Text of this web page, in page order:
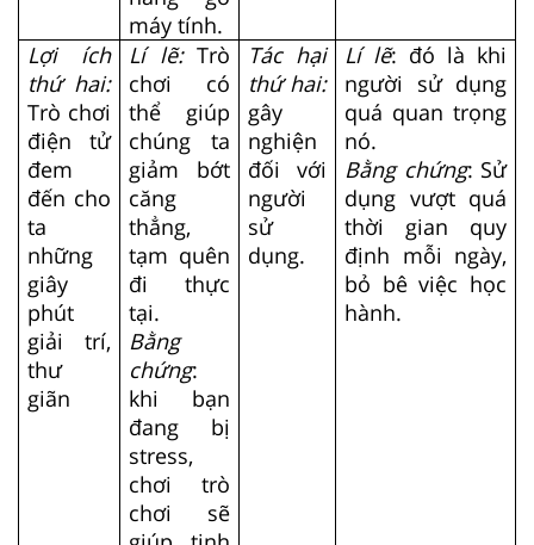
máy tính.
Lợi ích
thứ hai:
Trò chơi
điện tử
đem
đến cho
ta
những
giây
phút
giải trí,
thư
giãn
Lí lẽ:Trò
chơi có
thể giúp
chúng ta
giảm bớt
căng
thẳng,
tạm quên
đi thực
tại.
Bằng
chứng:
khi bạn
đang bị
stress,
chơi trò
chơi sẽ
Tác hại
thứ hai:
gây
nghiện
đối với
người
sử
dụng.
Lí lẽ: đó là khi
người sử dụng
quá quan trọng
nó.
Bằng chứng: Sử
dụng vượt quá
thời gian quy
định mỗi ngày,
bỏ bê việc học
hành.